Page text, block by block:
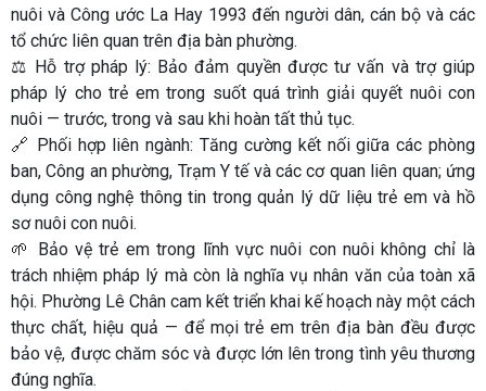
nuôi và Công ước La Hay 1993 đến người dân, cán bộ và các
tổ chức liên quan trên địa bàn phường.
⚖️ Hỗ trợ pháp lý: Bảo đảm quyền được tư vấn và trợ giúp
pháp lý cho trẻ em trong suốt quá trình giải quyết nuôi con
nuôi — trước, trong và sau khi hoàn tất thủ tục.
🔗 Phối hợp liên ngành: Tăng cường kết nối giữa các phòng
ban, Công an phường, Trạm Y tế và các cơ quan liên quan; ứng
dụng công nghệ thông tin trong quản lý dữ liệu trẻ em và hồ
sơ nuôi con nuôi.
🌱 Bảo vệ trẻ em trong lĩnh vực nuôi con nuôi không chỉ là
trách nhiệm pháp lý mà còn là nghĩa vụ nhân văn của toàn xã
hội. Phường Lê Chân cam kết triển khai kế hoạch này một cách
thực chất, hiệu quả — để mọi trẻ em trên địa bàn đều được
bảo vệ, được chăm sóc và được lớn lên trong tình yêu thương
đúng nghĩa.